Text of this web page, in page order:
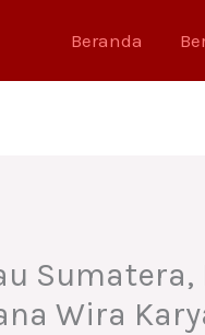
Beranda
Wira